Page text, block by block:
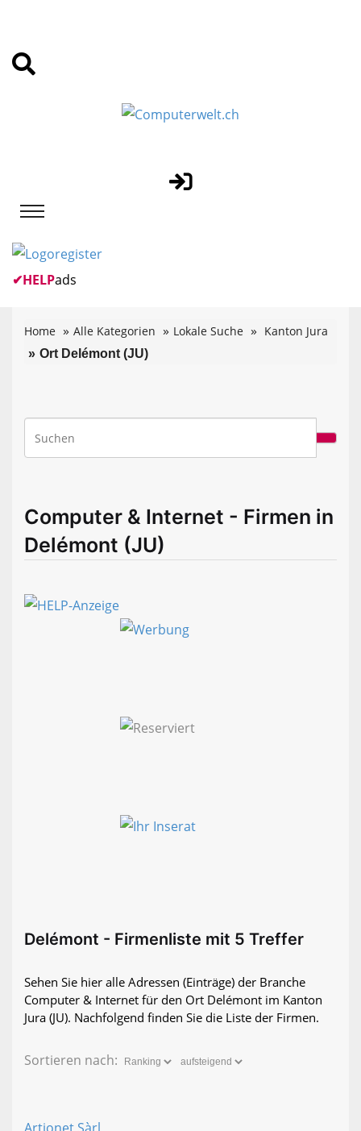
✔HELPads
Home Alle Kategorien Lokale Suche Kanton Jura
Ort Delémont (JU)
Computer & Internet - Firmen in
Delémont (JU)
Delémont - Firmenliste mit 5 Treffer
Sehen Sie hier alle Adressen (Einträge) der Branche
Computer & Internet für den Ort Delémont im Kanton
Jura (JU). Nachfolgend finden Sie die Liste der Firmen.
Sortieren nach: